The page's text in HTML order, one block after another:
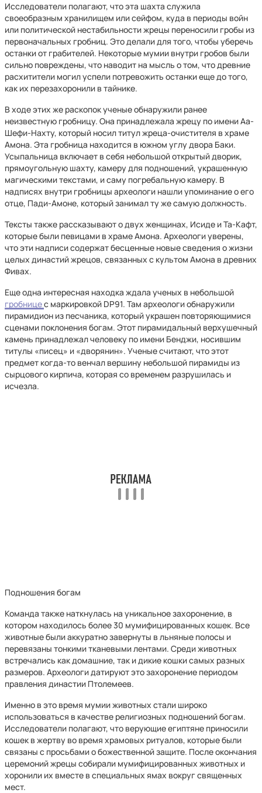
Исследователи полагают, что эта шахта служила
своеобразным хранилищем или сейфом, куда в периоды войн
или политической нестабильности жрецы переносили гробы из
первоначальных гробниц. Это делали для того, чтобы уберечь
останки от грабителей. Некоторые мумии внутри гробов были
сильно повреждены, что наводит на мысль о том, что древние
расхитители могил успели потревожить останки еще до того,
как их перезахоронили в тайнике.
В ходе этих же раскопок ученые обнаружили ранее
неизвестную гробницу. Она принадлежала жрецу по имени Аа-
Шефи-Нахту, который носил титул жреца-очистителя в храме
Амона. Эта гробница находится в южном углу двора Баки.
Усыпальница включает в себя небольшой открытый дворик,
прямоугольную шахту, камеру для подношений, украшенную
магическими текстами, и саму погребальную камеру. В
надписях внутри гробницы археологи нашли упоминание о его
отце, Пади-Амоне, который занимал ту же самую должность.
Тексты также рассказывают о двух женщинах, Исиде и Та-Кафт,
которые были певицами в храме Амона. Археологи уверены,
что эти надписи содержат бесценные новые сведения о жизни
целых династий жрецов, связанных с культом Амона в древних
Фивах.
Еще одна интересная находка ждала ученых в небольшой
гробницес маркировкой DP91. Там археологи обнаружили
пирамидион из песчаника, который украшен повторяющимися
сценами поклонения богам. Этот пирамидальный верхушечный
камень принадлежал человеку по имени Бенджи, носившим
титулы «писец» и «дворянин». Ученые считают, что этот
предмет когда-то венчал вершину небольшой пирамиды из
сырцового кирпича, которая со временем разрушилась и
исчезла.
Подношения богам
Команда также наткнулась на уникальное захоронение, в
котором находилось более 30 мумифицированных кошек. Все
животные были аккуратно завернуты в льняные полосы и
перевязаны тонкими тканевыми лентами. Среди животных
встречались как домашние, так и дикие кошки самых разных
размеров. Археологи датируют это захоронение периодом
правления династии Птолемеев.
Именно в это время мумии животных стали широко
использоваться в качестве религиозных подношений богам.
Исследователи полагают, что верующие египтяне приносили
кошек в жертву во время храмовых ритуалов, которые были
связаны с просьбами о божественной защите. После окончания
церемоний жрецы собирали мумифицированных животных и
хоронили их вместе в специальных ямах вокруг священных
мест.